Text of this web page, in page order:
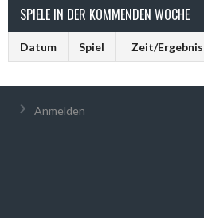
SPIELE IN DER KOMMENDEN WOCHE
Datum Spiel Zeit/
Anmelden